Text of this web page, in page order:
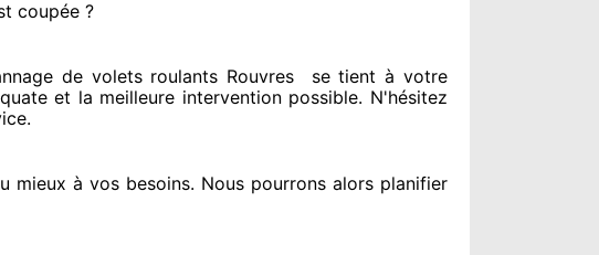
coupée ?
de volets roulants Rouvres se tient à votre
et la meilleure intervention possible. N'hésitez
.
mieux à vos besoins. Nous pourrons alors planifier